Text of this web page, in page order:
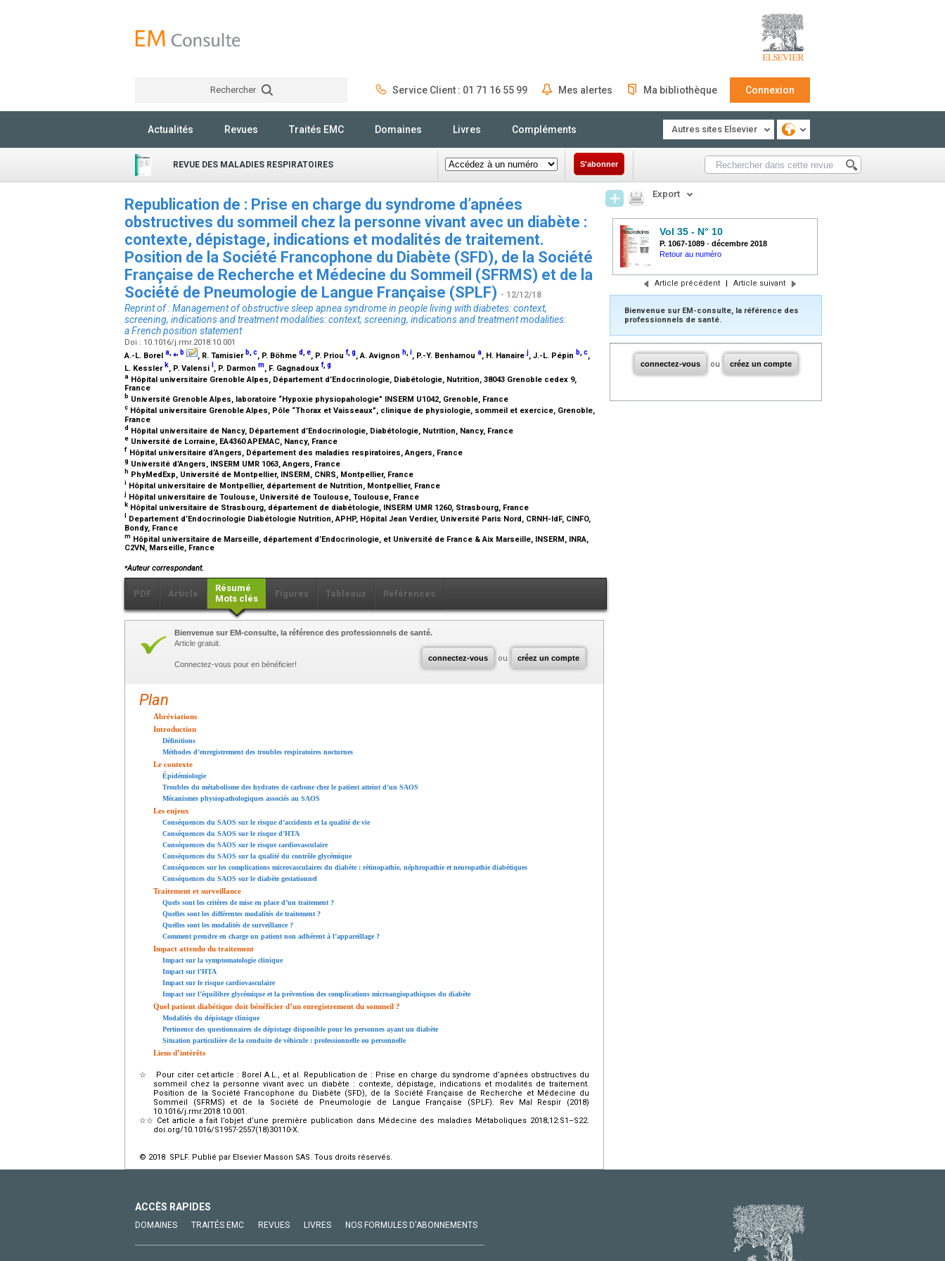
Rechercher Service Client : 01 71 16 55 99 Mes alertes Ma bibliothèque Connexion
Actualités Revues Traités EMC Domaines Livres Compléments Autres sites Elsevier
REVUE DES MALADIES RESPIRATOIRES S'abonner
Republication de : Prise en charge du syndrome d’apnées
obstructives du sommeil chez la personne vivant avec un diabète :
contexte, dépistage, indications et modalités de traitement.
Position de la Société Francophone du Diabète (SFD), de la Société
Française de Recherche et Médecine du Sommeil (SFRMS) et de la
Société de Pneumologie de Langue Française (SPLF) - 12/12/18
Reprint of : Management of obstructive sleep apnea syndrome in people living with diabetes: context,
screening, indications and treatment modalities: context, screening, indications and treatment modalities:
a French position statement
Doi : 10.1016/j.rmr.2018.10.001
A.-L. Borel a,⁎, b , R. Tamisier b,c, P. Böhme d,e, P. Priou f,g, A. Avignon h,i, P.-Y. Benhamou a, H. Hanairej, J.-L. Pépin b,c,
L. Kessler k, P. Valensi , P. Darmon m, F. Gagnadoux f, g
a Hôpital universitaire Grenoble Alpes, Département d’Endocrinologie, Diabétologie, Nutrition, 38043 Grenoble cedex 9,
France
b Université Grenoble Alpes, laboratoire “Hypoxie physiopahologie” INSERM U1042, Grenoble, France
c Hôpital universitaire Grenoble Alpes, Pôle “Thorax et Vaisseaux”, clinique de physiologie, sommeil et exercice, Grenoble,
France
d Hôpital universitaire de Nancy, Département d’Endocrinologie, Diabétologie, Nutrition, Nancy, France
e Université de Lorraine, EA4360 APEMAC, Nancy, France
f Hôpital universitaire d’Angers, Département des maladies respiratoires, Angers, France
g Université d’Angers, INSERM UMR 1063, Angers, France
h PhyMedExp, Université de Montpellier, INSERM, CNRS, Montpellier, France
i Hôpital universitaire de Montpellier, département de Nutrition, Montpellier, France
j Hôpital universitaire de Toulouse, Université de Toulouse, Toulouse, France
k Hôpital universitaire de Strasbourg, département de diabétologie, INSERM UMR 1260, Strasbourg, France
Departement d’Endocrinologie Diabétologie Nutrition, APHP, Hôpital Jean Verdier, Université Paris Nord, CRNH-IdF, CINFO,
Bondy, France
m Hôpital universitaire de Marseille, département d’Endocrinologie, et Université de France & Aix Marseille, INSERM, INRA,
C2VN, Marseille, France
⁎Auteur correspondant.
PDF Article
Résumé
Mots clés
Figures Tableaux Références
connectez-vous ou créez un compte
Bienvenue sur EM-consulte, la référence des professionnels de santé.
Article gratuit.
Connectez-vous pour en bénéficier!
Plan
Abréviations
Introduction
Définitions
Méthodes d’enregistrement des troubles respiratoires nocturnes
Le contexte
Épidémiologie
Troubles du métabolisme des hydrates de carbone chez le patient atteint d’un SAOS
Mécanismes physiopathologiques associés au SAOS
Les enjeux
Conséquences du SAOS sur le risque d’accidents et la qualité de vie
Conséquences du SAOS sur le risque d’HTA
Conséquences du SAOS sur le risque cardiovasculaire
Conséquences du SAOS sur la qualité du contrôle glycémique
Conséquences sur les complications microvasculaires du diabète : rétinopathie, néphropathie et neuropathie diabétiques
Conséquences du SAOS sur le diabète gestationnel
Traitement et surveillance
Quels sont les critères de mise en place d’un traitement ?
Quelles sont les différentes modalités de traitement ?
Quelles sont les modalités de surveillance ?
Comment prendre en charge un patient non adhérent à l’appareillage ?
Impact attendu du traitement
Impact sur la symptomatologie clinique
Impact sur l’HTA
Impact sur le risque cardiovasculaire
Impact sur l’équilibre glycémique et la prévention des complications microangiopathiques du diabète
Quel patient diabétique doit bénéficier d’un enregistrement du sommeil ?
Modalités du dépistage clinique
Pertinence des questionnaires de dépistage disponible pour les personnes ayant un diabète
Situation particulière de la conduite de véhicule : professionnelle ou personnelle
Liens d’intérêts
☆
Pour citer cet article : Borel A.L., et al. Republication de : Prise en charge du syndrome d’apnées obstructives du
sommeil chez la personne vivant avec un diabète : contexte, dépistage, indications et modalités de traitement.
Position de la Société Francophone du Diabète (SFD), de la Société Française de Recherche et Médecine du
Sommeil (SFRMS) et de la Société de Pneumologie de Langue Française (SPLF). Rev Mal Respir (2018)
10.1016/j.rmr.2018.10.001.
☆☆ Cet article a fait l’objet d’une première publication dans Médecine des maladies Métaboliques 2018;12:S1–S22.
doi.org/10.1016/S1957-2557(18)30110-X.
© 2018 SPLF. Publié par Elsevier Masson SAS. Tous droits réservés.
Export
Vol 35 - N° 10
P. 1067-1089 - décembre 2018
Retour au numéro
Article précédent | Article suivant
Bienvenue sur EM-consulte, la référence des
professionnels de santé.
connectez-vous ou créez un compte
ACCÈS RAPIDES
DOMAINES TRAITÉS EMC REVUES LIVRES NOS FORMULES D'ABONNEMENTS